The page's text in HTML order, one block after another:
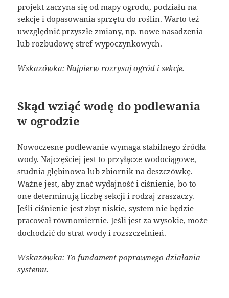
projekt zaczyna się od mapy ogrodu, podziału na
sekcje i dopasowania sprzętu do roślin. Warto też
uwzględnić przyszłe zmiany, np. nowe nasadzenia
lub rozbudowę stref wypoczynkowych.
Wskazówka: Najpierw rozrysuj ogród i sekcje.
Skąd wziąć wodę do podlewania
w ogrodzie
Nowoczesne podlewanie wymaga stabilnego źródła
wody. Najczęściej jest to przyłącze wodociągowe,
studnia głębinowa lub zbiornik na deszczówkę.
Ważne jest, aby znać wydajność i ciśnienie, bo to
one determinują liczbę sekcji i rodzaj zraszaczy.
Jeśli ciśnienie jest zbyt niskie, system nie będzie
pracował równomiernie. Jeśli jest za wysokie, może
dochodzić do strat wody i rozszczelnień.
Wskazówka: To fundament poprawnego działania
systemu.